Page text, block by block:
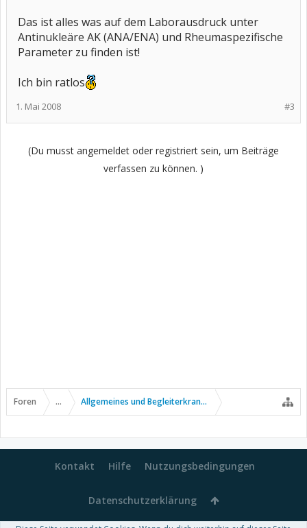
Das ist alles was auf dem Laborausdruck unter
Antinukleäre AK (ANA/ENA) und Rheumaspezifische
Parameter zu finden ist!
Ich bin ratlos
#3
1. Mai 2008
(Du musst angemeldet oder registriert sein, um Beiträge
verfassen zu können. )
Foren ... Allgemeines und Begleiterkrankungen
Kontakt Hilfe Nutzungsbedingungen
Datenschutzerklärung